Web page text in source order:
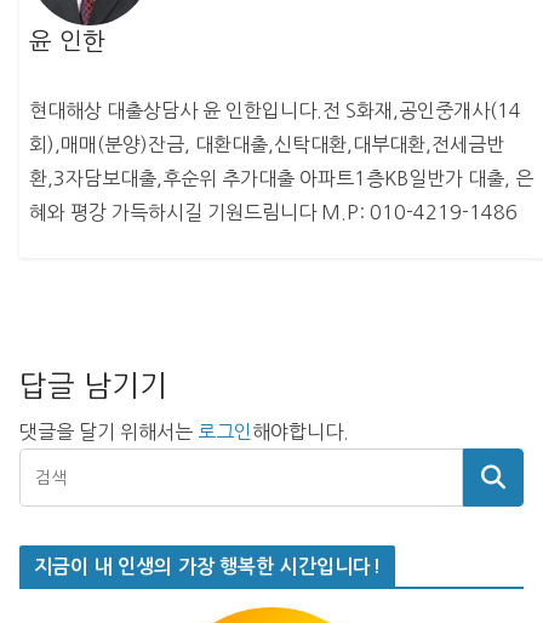
윤 인한
현대해상 대출상담사 윤 인한입니다.전 S화재,공인중개사(14
회),매매(분양)잔금, 대환대출,신탁대환,대부대환,전세금반
환,3자담보대출,후순위 추가대출 아파트1층KB일반가 대출, 은
혜와 평강 가득하시길 기원드림니다 M.P: 010-4219-1486
답글 남기기
댓글을 달기 위해서는 로그인 해야합니다.
지금이 내 인생의 가장 행복한 시간입니다!